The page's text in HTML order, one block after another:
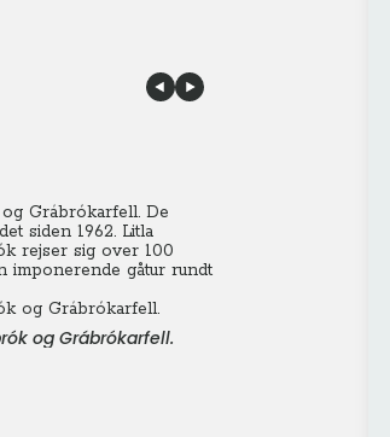
Grábrókarfell. De
siden 1962. Litla
rejser sig over 100
imponerende gåtur rundt
og Grábrókarfell.